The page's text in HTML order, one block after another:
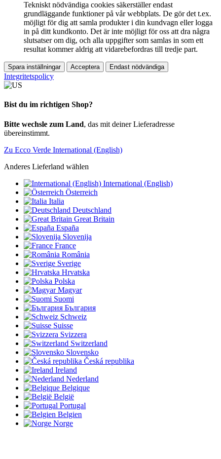
Tekniskt nödvändiga cookies säkerställer endast
grundläggande funktioner på vår webbplats. De gör det t.ex.
möjligt för dig att samla produkter i din kundvagn eller logga
in på ditt kundkonto. Det är inte möjligt för oss att dra några
slutsatser om dig, och alla uppgifter som samlas in som ett
resultat kommer aldrig att vidarebefordras till tredje part.
Spara inställningar Acceptera Endast nödvändiga
Integritetspolicy
Bist du im richtigen Shop?
Bitte wechsle zum Land, das mit deiner Lieferadresse
übereinstimmt.
Zu Ecco Verde International (English)
Anderes Lieferland wählen
International (English)
Österreich
Italia
Deutschland
Great Britain
España
Slovenija
France
România
Sverige
Hrvatska
Polska
Magyar
Suomi
България
Schweiz
Suisse
Svizzera
Switzerland
Slovensko
Česká republika
Ireland
Nederland
Belgique
België
Portugal
Belgien
Norge